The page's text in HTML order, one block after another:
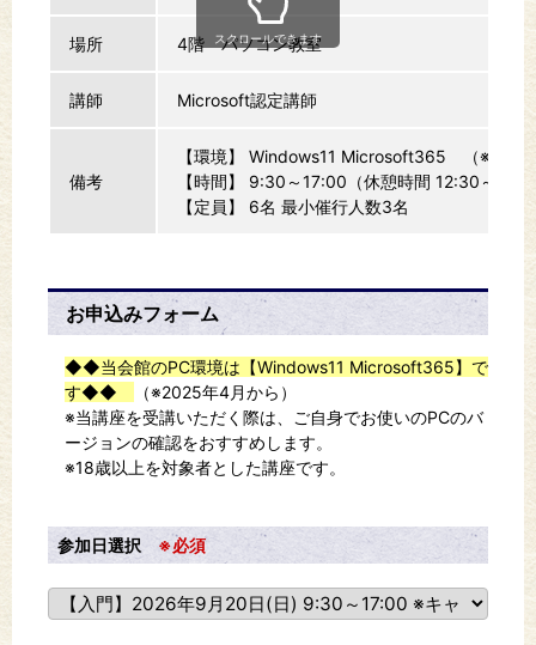
場所 4階 パソコン教室
講師 Microsoft認定講師
備考
【環境】 Windows11 Microsoft365 （※2025
【時間】 9:30～17:00（休憩時間 12:30～
【定員】 6名 最小催行人数3名
スクロールできます
お申込みフォーム
◆◆当会館のPC環境は【Windows11 Microsoft365】で
す◆◆
（※2025年4月から）
※当講座を受講いただく際は、ご自身でお使いのPCのバ
ージョンの確認をおすすめします。
※18歳以上を対象者とした講座です。
参加日選択 ※必須